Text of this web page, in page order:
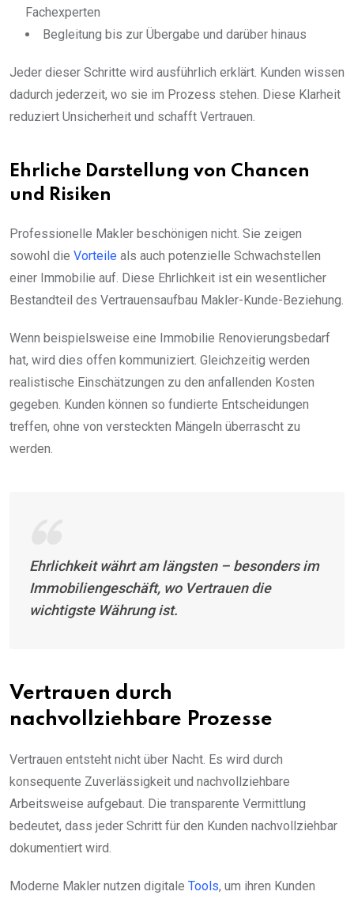
Fachexperten
Begleitung bis zur Übergabe und darüber hinaus
Jeder dieser Schritte wird ausführlich erklärt. Kunden wissen
dadurch jederzeit, wo sie im Prozess stehen. Diese Klarheit
reduziert Unsicherheit und schafft Vertrauen.
Ehrliche Darstellung von Chancen
und Risiken
Professionelle Makler beschönigen nicht. Sie zeigen
sowohl die Vorteile als auch potenzielle Schwachstellen
einer Immobilie auf. Diese Ehrlichkeit ist ein wesentlicher
Bestandteil des Vertrauensaufbau Makler-Kunde-Beziehung.
Wenn beispielsweise eine Immobilie Renovierungsbedarf
hat, wird dies offen kommuniziert. Gleichzeitig werden
realistische Einschätzungen zu den anfallenden Kosten
gegeben. Kunden können so fundierte Entscheidungen
treffen, ohne von versteckten Mängeln überrascht zu
werden.
Ehrlichkeit währt am längsten – besonders im
Immobiliengeschäft, wo Vertrauen die
wichtigste Währung ist.
Vertrauen durch
nachvollziehbare Prozesse
Vertrauen entsteht nicht über Nacht. Es wird durch
konsequente Zuverlässigkeit und nachvollziehbare
Arbeitsweise aufgebaut. Die transparente Vermittlung
bedeutet, dass jeder Schritt für den Kunden nachvollziehbar
dokumentiert wird.
Moderne Makler nutzen digitale Tools, um ihren Kunden